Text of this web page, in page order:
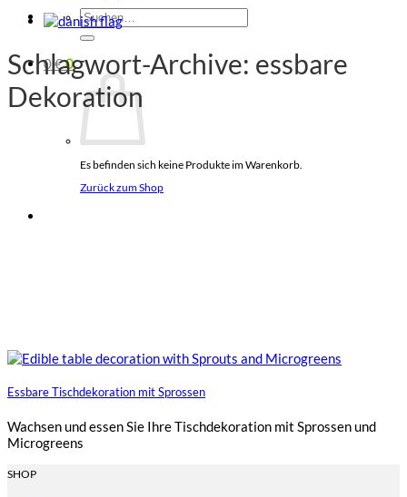
Suchen
nach:
0€0
Es befinden sich keine Produkte im Warenkorb.
Zurück zum Shop
Schlagwort-Archive: essbare
Dekoration
Essbare Tischdekoration mit Sprossen
Wachsen und essen Sie Ihre Tischdekoration mit Sprossen und
Microgreens
SHOP